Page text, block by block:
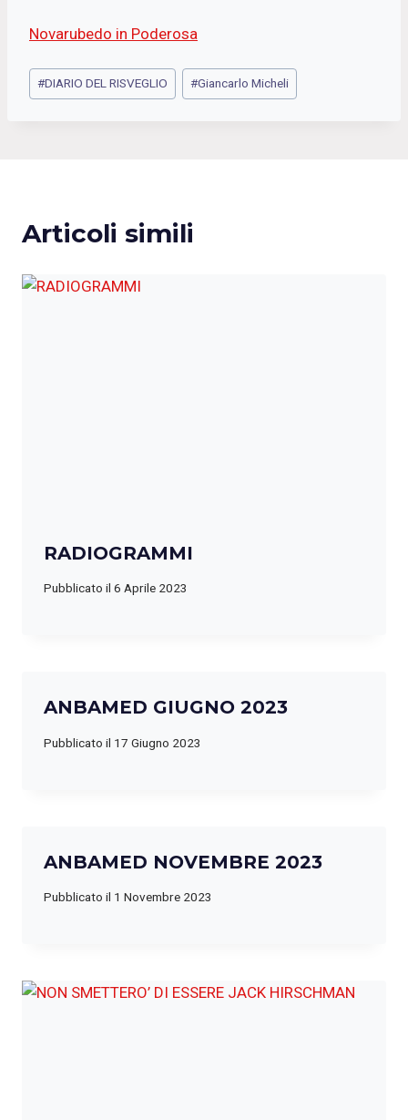
Novarubedo in Poderosa
Tag
articolo:
#DIARIO DEL RISVEGLIO #Giancarlo Micheli
Articoli simili
RADIOGRAMMI
Pubblicato il 6 Aprile 2023
ANBAMED GIUGNO 2023
Pubblicato il 17 Giugno 2023
ANBAMED NOVEMBRE 2023
Pubblicato il 1 Novembre 2023